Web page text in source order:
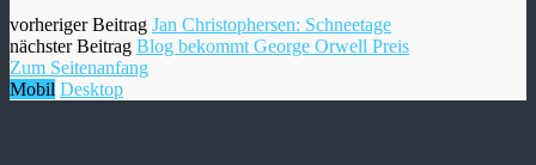
vorheriger Beitrag Jan Christophersen: Schneetage
nächster Beitrag Blog bekommt George Orwell Preis
Zum Seitenanfang
Mobil Desktop